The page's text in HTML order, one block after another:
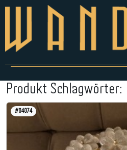
Produkt Schlagwörter:
#04074